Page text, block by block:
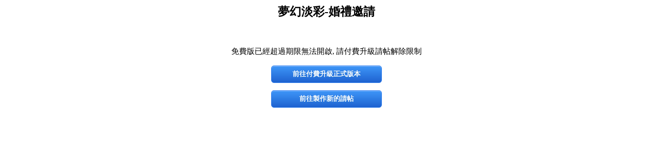
夢幻淡彩-婚禮邀請
免費版已經超過期限無法開啟, 請付費升級請帖解除限制
前往付費升級正式版本
前往製作新的請帖